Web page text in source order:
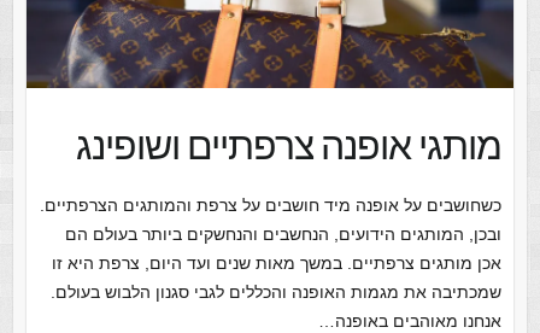
מותגי אופנה צרפתיים ושופינג
כשחושבים על אופנה מיד חושבים על צרפת והמותגים הצרפתיים.
ובכן, המותגים הידועים, הנחשבים והנחשקים ביותר בעולם הם
אכן מותגים צרפתיים. במשך מאות שנים ועד היום, צרפת היא זו
שמכתיבה את מגמות האופנה והכללים לגבי סגנון הלבוש בעולם.
אנחנו מאוהבים באופנה…